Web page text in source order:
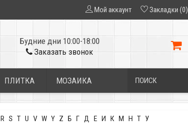
Мой аккаунт Закладки (0)
Будние дни 10:00-18:00
Заказать звонок
ПЛИТКА МОЗАИКА
R S T U V W Y Z Б Г Д Е И К М Н Т У